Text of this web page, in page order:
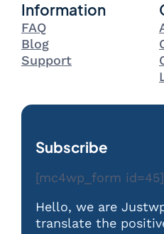
Information
FAQ
Blog
Support
Subscribe
[mc4wp_form id=45]
Hello, we are
translate the